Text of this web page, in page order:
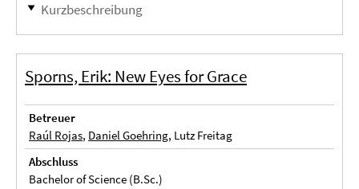
Kurzbeschreibung
Sporns, Erik: New Eyes for Grace
Betreuer
Raúl Rojas, Daniel Goehring, Lutz Freitag
Abschluss
Bachelor of Science (B.Sc.)